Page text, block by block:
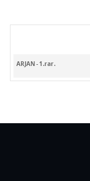
ARJAN - 1.rar.